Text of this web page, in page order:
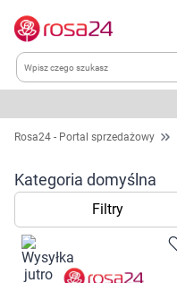
Kategorie
Chemia gospodarcza
Dla zwierząt
Dom i ogród
Rosa24 - Portal sprzedażowy
Kategoria domyślna
Filtry